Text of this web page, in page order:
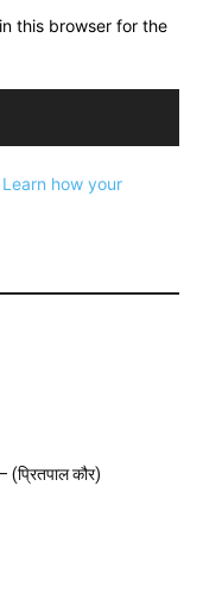
this browser for the
Learn how your
(प्रितपाल कौर)